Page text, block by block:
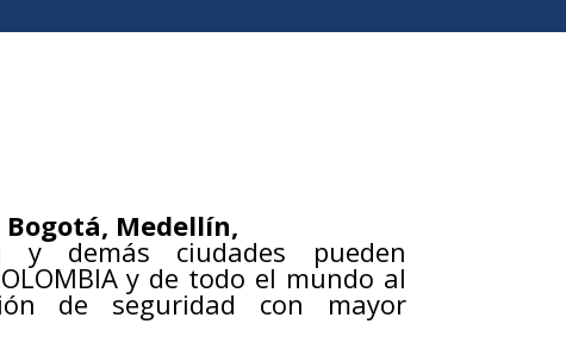
Bogotá, Medellín,
y demás ciudades pueden
y de todo el mundo al
de seguridad con mayor